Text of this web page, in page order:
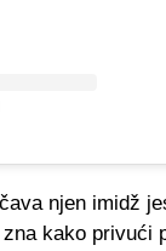
njen imidž
kako privući